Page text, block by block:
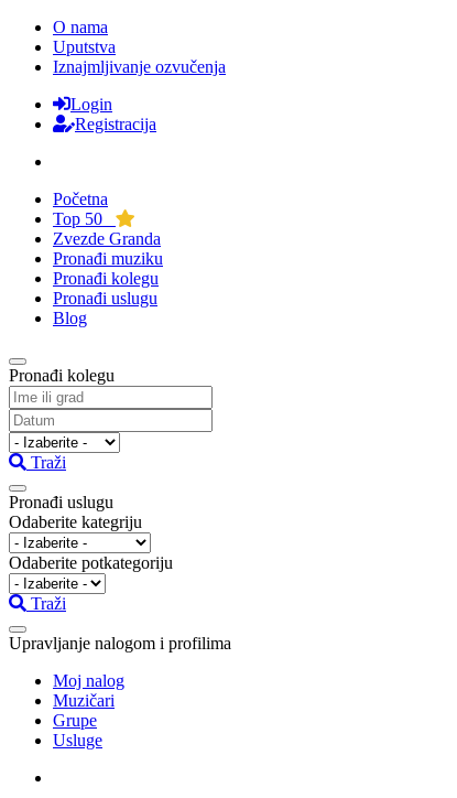
O nama
Uputstva
Iznajmljivanje ozvučenja
Login
Registracija
Početna
Top 50
Zvezde Granda
Pronađi muziku
Pronađi kolegu
Pronađi uslugu
Blog
Pronađi kolegu
Traži
Pronađi uslugu
Odaberite kategriju
Odaberite potkategoriju
Traži
Upravljanje nalogom i profilima
Moj nalog
Muzičari
Grupe
Usluge